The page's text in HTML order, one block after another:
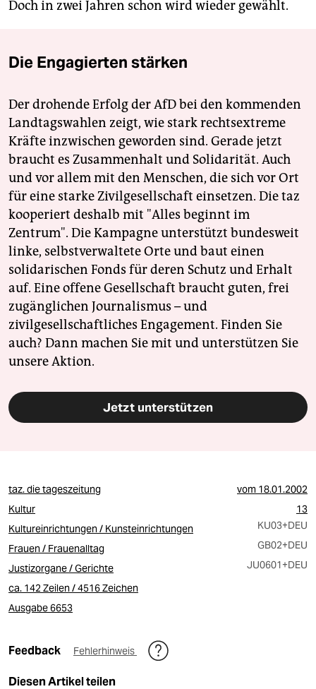
Doch in zwei Jahren schon wird wieder gewählt.
Die Engagierten stärken
Der drohende Erfolg der AfD bei den kommenden
Landtagswahlen zeigt, wie stark rechtsextreme
Kräfte inzwischen geworden sind. Gerade jetzt
braucht es Zusammenhalt und Solidarität. Auch
und vor allem mit den Menschen, die sich vor Ort
für eine starke Zivilgesellschaft einsetzen. Die taz
kooperiert deshalb mit "Alles beginnt im
Zentrum". Die Kampagne unterstützt bundesweit
linke, selbstverwaltete Orte und baut einen
solidarischen Fonds für deren Schutz und Erhalt
auf. Eine offene Gesellschaft braucht guten, frei
zugänglichen Journalismus – und
zivilgesellschaftliches Engagement. Finden Sie
auch? Dann machen Sie mit und unterstützen Sie
unsere Aktion.
Jetzt unterstützen
taz. die tageszeitung vom 18.01.2002
Kultur
13
Kultureinrichtungen / Kunsteinrichtungen
KU03+DEU
Frauen / Frauenalltag
GB02+DEU
Justizorgane / Gerichte
JU0601+DEU
ca. 142 Zeilen / 4516 Zeichen
Ausgabe 6653
Feedback Fehlerhinweis
Diesen Artikel teilen